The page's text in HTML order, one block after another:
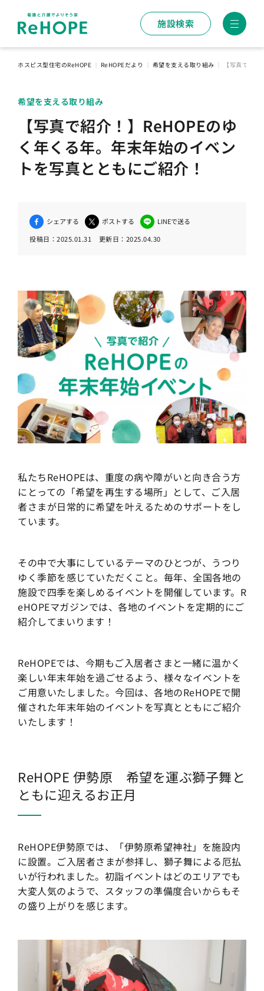
施設検索
ホスピス型住宅のReHOPE ReHOPEだより 希望を支える取り組み 【写真で紹
希望を支える取り組み
【写真で紹介！】ReHOPEのゆ
く年くる年。年末年始のイベン
トを写真とともにご紹介！
シェアする ポストする
LINEで送る
投稿日： 2025.01.31 更新日： 2025.04.30
私たちReHOPEは、重度の病や障がいと向き合う方
にとっての「希望を再生する場所」として、ご入居
者さまが日常的に希望を叶えるためのサポートをし
ています。
その中で大事にしているテーマのひとつが、うつり
ゆく季節を感じていただくこと。毎年、全国各地の
施設で四季を楽しめるイベントを開催しています。R
eHOPEマガジンでは、各地のイベントを定期的にご
紹介してまいります！
ReHOPEでは、今期もご入居者さまと一緒に温かく
楽しい年末年始を過ごせるよう、様々なイベントを
ご用意いたしました。今回は、各地のReHOPEで開
催された年末年始のイベントを写真とともにご紹介
いたします！
ReHOPE 伊勢原 希望を運ぶ獅子舞と
ともに迎えるお正月
ReHOPE伊勢原では、「伊勢原希望神社」を施設内
に設置。ご入居者さまが参拝し、獅子舞による厄払
いが行われました。初詣イベントはどのエリアでも
大変人気のようで、スタッフの準備度合いからもそ
の盛り上がりを感じます。